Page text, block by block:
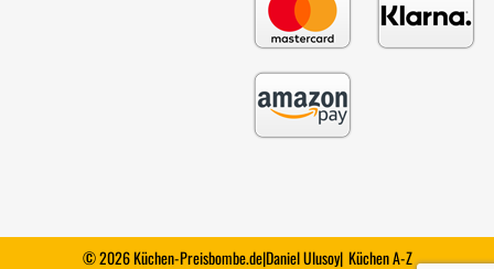
© 2026 Küchen-Preisbombe.de|Daniel Ulusoy| Küchen A-Z